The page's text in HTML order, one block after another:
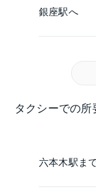
銀座駅へ
タクシーでの所
六本木駅ま